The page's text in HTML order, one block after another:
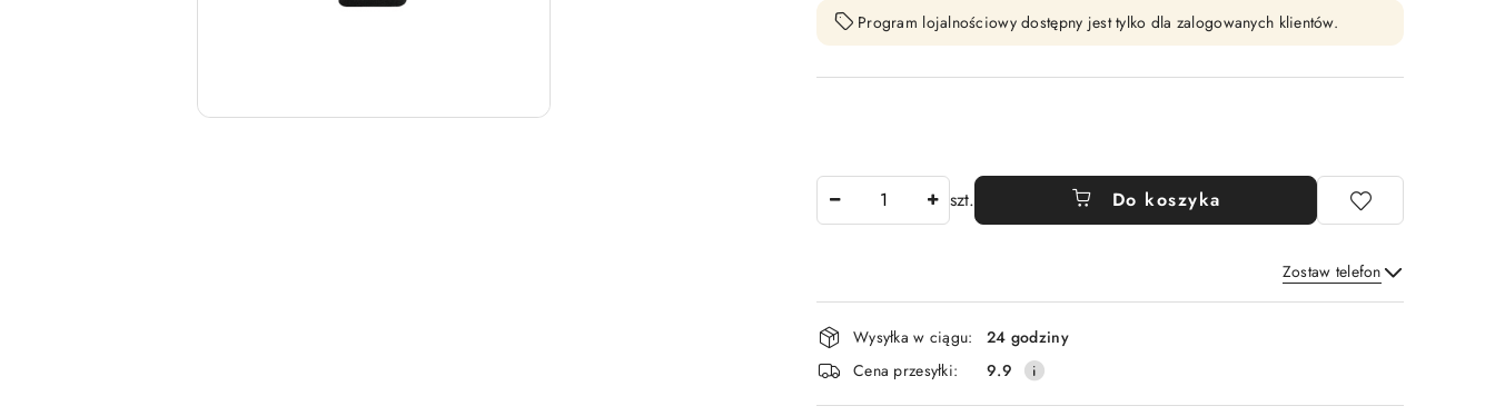
Program lojalnościowy dostępny jest tylko dla zalogowanych klientów.
szt. Do koszyka
Zostaw telefon
Wyślij
Dostępność
i
dostawa
Wysyłka w ciągu:
24 godziny
Cena przesyłki:
9.9